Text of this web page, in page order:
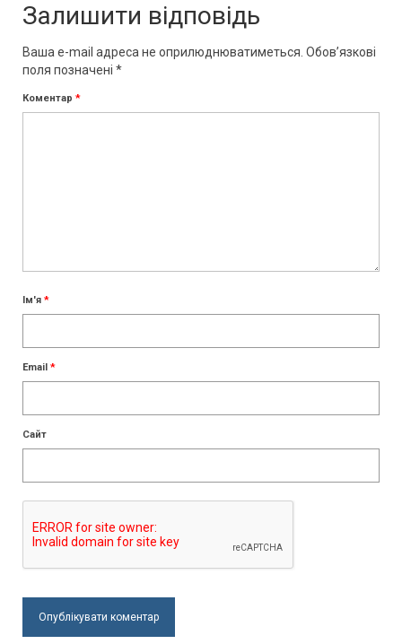
Залишити відповідь
Ваша e-mail адреса не оприлюднюватиметься. Обов’язкові
поля позначені *
Коментар *
Ім'я *
Email *
Сайт